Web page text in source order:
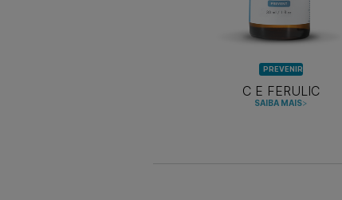
PREVENIR
C E FERULIC
SAIBA MAIS>